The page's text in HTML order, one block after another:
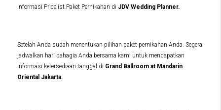
informasi Pricelist Paket Pernikahan di JDV Wedding Planner.
Setelah Anda sudah menentukan pilihan paket pernikahan Anda. Segera
jadwalkan hari bahagia Anda bersama kami untuk mendapatkan
informasi ketersediaan tanggal di Grand Ballroom at Mandarin
Oriental Jakarta.